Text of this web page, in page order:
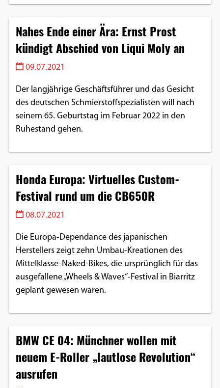
Nahes Ende einer Ära: Ernst Prost
kündigt Abschied von Liqui Moly an
09.07.2021
Der langjährige Geschäftsführer und das Gesicht
des deutschen Schmierstoffspezialisten will nach
seinem 65. Geburtstag im Februar 2022 in den
Ruhestand gehen.
Honda Europa: Virtuelles Custom-
Festival rund um die CB650R
08.07.2021
Die Europa-Dependance des japanischen
Herstellers zeigt zehn Umbau-Kreationen des
Mittelklasse-Naked-Bikes, die ursprünglich für das
ausgefallene „Wheels & Waves“-Festival in Biarritz
geplant gewesen waren.
BMW CE 04: Münchner wollen mit
neuem E-Roller „lautlose Revolution“
ausrufen